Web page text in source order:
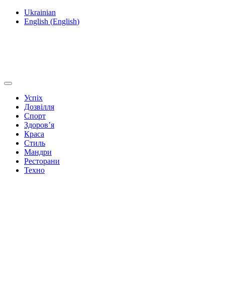
Ukrainian
English (English)
Успіх
Дозвілля
Спорт
Здоров’я
Краса
Стиль
Мандри
Ресторани
Техно